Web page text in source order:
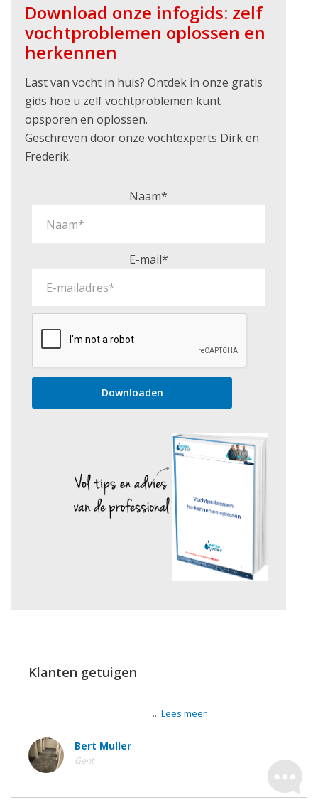
Download onze infogids: zelf
vochtproblemen oplossen en
herkennen
Last van vocht in huis? Ontdek in onze gratis
gids hoe u zelf vochtproblemen kunt
opsporen en oplossen.
Geschreven door onze vochtexperts Dirk en
Frederik.
Naam*
E-mail*
Klanten getuigen
... Lees meer
Bert Muller
Gent